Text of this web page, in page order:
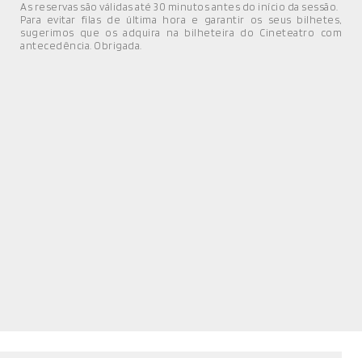
As reservas são válidas até 30 minutos antes do início da sessão.
Para evitar filas de última hora e garantir os seus bilhetes,
sugerimos que os adquira na bilheteira do Cineteatro com
antecedência. Obrigada.